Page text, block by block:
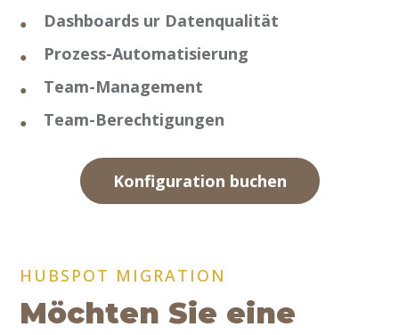
Dashboards ur Datenqualität
Prozess-Automatisierung
Team-Management
Team-Berechtigungen
Konfiguration buchen
HUBSPOT MIGRATION
Möchten Sie eine